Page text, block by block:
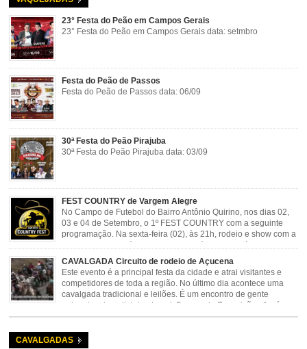
23° Festa do Peão em Campos Gerais
23° Festa do Peão em Campos Gerais data: setmbro
Festa do Peão de Passos
Festa do Peão de Passos data: 06/09
30ª Festa do Peão Pirajuba
30ª Festa do Peão Pirajuba data: 03/09
FEST COUNTRY de Vargem Alegre
No Campo de Futebol do Bairro Antônio Quirino, nos dias 02,
03 e 04 de Setembro, o 1º FEST COUNTRY com a seguinte
programação. Na sexta-feira (02), às 21h, rodeio e show com a
rodeio e shows com o Trio Pé de Cedro e o Trio […]
CAVALGADA Circuito de rodeio de Açucena
Este evento é a principal festa da cidade e atrai visitantes e
competidores de toda a região. No último dia acontece uma
cavalgada tradicional e leilões. É um encontro de gente
animada e hospitaleira. Local: Parque de Exposições José
Rosa Guimarães, Açucena Data: Setembro
CAVALGADAS